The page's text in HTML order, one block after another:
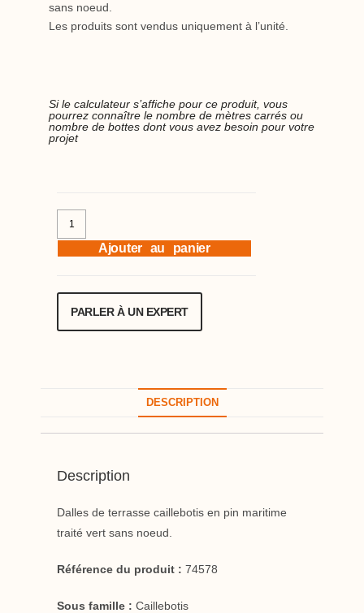
sans noeud.
Les produits sont vendus uniquement à l’unité.
Si le calculateur s’affiche pour ce produit, vous
pourrez connaître le nombre de mètres carrés ou
nombre de bottes dont vous avez besoin pour votre
projet
Ajouter au panier
PARLER À UN EXPERT
DESCRIPTION
Description
Dalles de terrasse caillebotis en pin maritime
traité vert sans noeud.
Référence du produit : 74578
Sous famille : Caillebotis